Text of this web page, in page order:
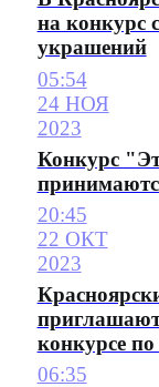
на конкурс
украшений
05:54
24 НОЯ
2023
Конкурс
20:45
22 ОКТ
2023
конкурсе
06:35